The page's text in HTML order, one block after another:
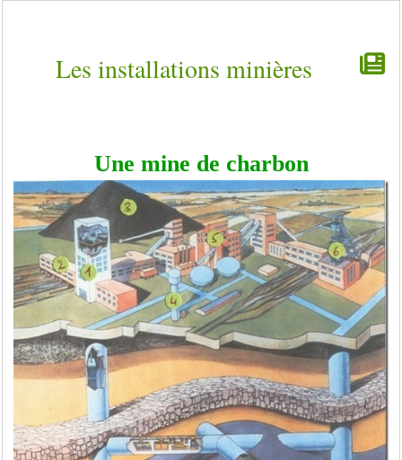
Les installations minières
Une mine de charbon